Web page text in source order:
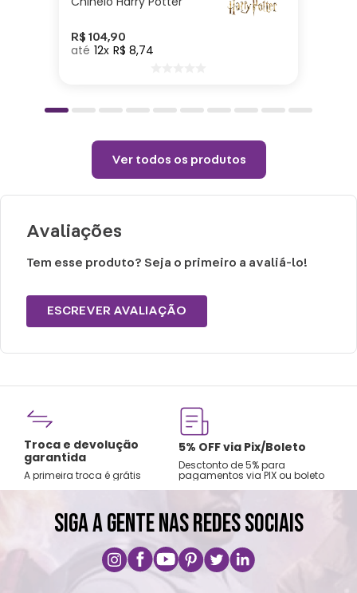
Não vai ao micro-ondas, nem a lava-
Não utilizar químicos e abrasivos.
quebrar o produto, pois trata-se de um
R$ 104,90
12 R$ 8,74
Ver todos os produtos
Avaliações
Tem esse produto? Seja o primeiro a avaliá-lo!
ESCREVER AVALIAÇÃO
Troca e devolução
garantida
A primeira troca é grátis
5% OFF via Pix/Boleto
Desctonto de 5% para
pagamentos via PIX ou boleto
SIGA A GENTE NAS REDES SOCIAIS